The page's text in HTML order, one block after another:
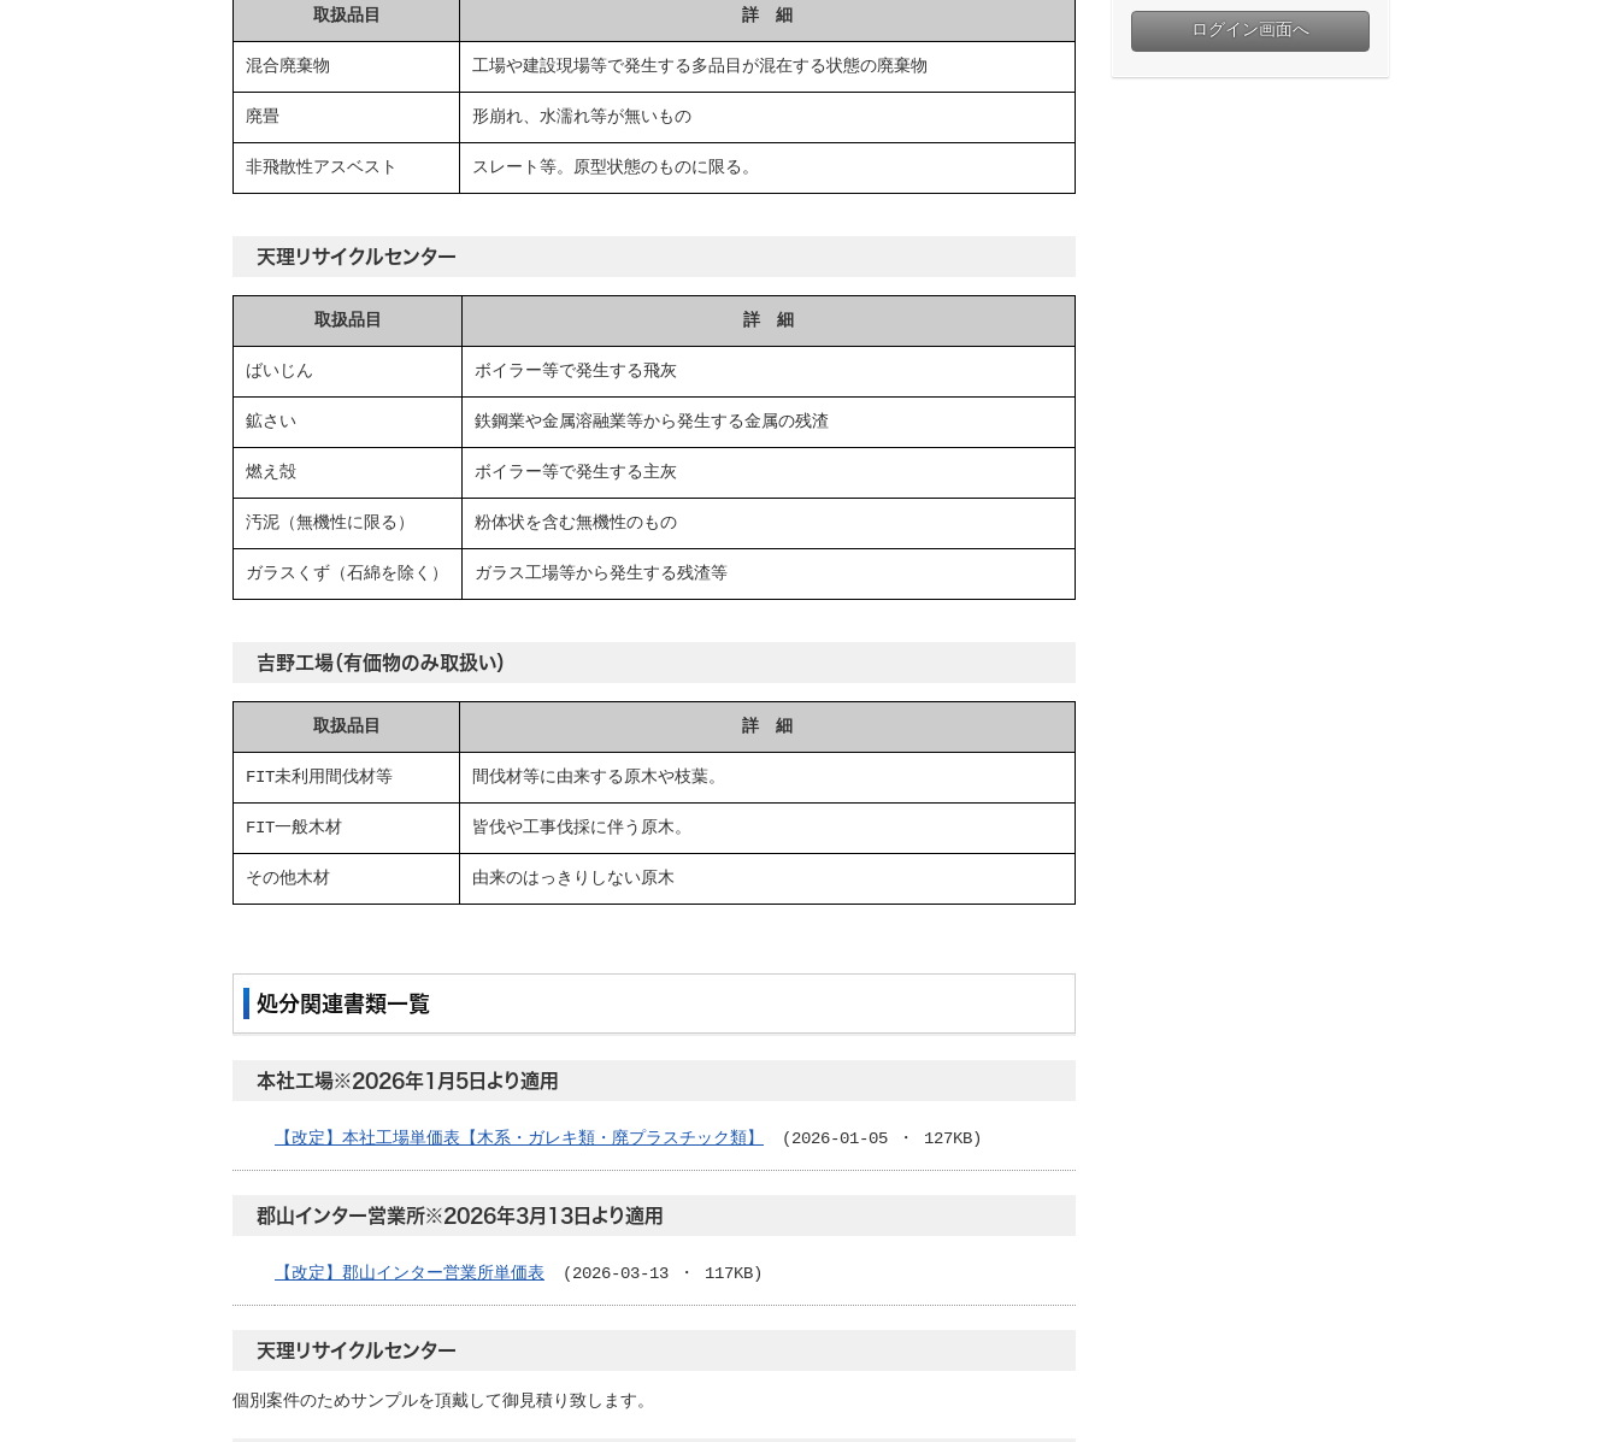
取扱品目 詳 細
混合廃棄物 工場や建設現場等で発生する多品目が混在する状態の廃棄物
廃畳 形崩れ、水濡れ等が無いもの
非飛散性アスベスト スレート等。原型状態のものに限る。
天理リサイクルセンター
取扱品目 詳 細
ばいじん ボイラー等で発生する飛灰
鉱さい 鉄鋼業や金属溶融業等から発生する金属の残渣
燃え殻 ボイラー等で発生する主灰
汚泥（無機性に限る） 粉体状を含む無機性のもの
ガラスくず（石綿を除く） ガラス工場等から発生する残渣等
吉野工場（有価物のみ取扱い）
取扱品目 詳 細
FIT未利用間伐材等 間伐材等に由来する原木や枝葉。
FIT一般木材 皆伐や工事伐採に伴う原木。
その他木材 由来のはっきりしない原木
処分関連書類一覧
本社工場※2026年1月5日より適用
【改定】本社工場単価表【木系・ガレキ類・廃プラスチック類】 (2026-01-05 ・ 127KB)
郡山インター営業所※2026年3月13日より適用
【改定】郡山インター営業所単価表 (2026-03-13 ・ 117KB)
天理リサイクルセンター
個別案件のためサンプルを頂戴して御見積り致します。
ログイン画面へ